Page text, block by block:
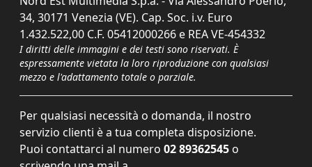
34, 30171 Venezia (VE). Cap. Soc. i.v. Euro
1.432.522,00 C.F. 05412000266 e REA VE-454332
I diritti delle immagini e dei testi sono riservati. È
espressamente vietata la loro riproduzione con qualsiasi
mezzo e l'adattamento totale o parziale.
Per qualsiasi necessità o domanda, il nostro
servizio clienti è a tua completa disposizione.
Puoi contattarci al numero 02 89362545 o